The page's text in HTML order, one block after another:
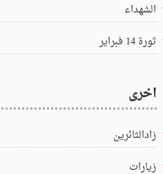
الشهداء
ثورة 14 فبراير
اخرى
زادالثائرين
زيارات